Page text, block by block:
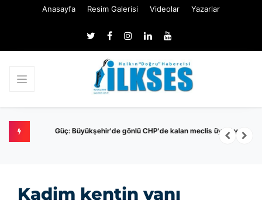
Anasayfa Resim Galerisi Videolar Yazarlar
Güç: Büyükşehir'de gönlü CHP'de kalan meclis üyesi yok
Kadim kentin yanı